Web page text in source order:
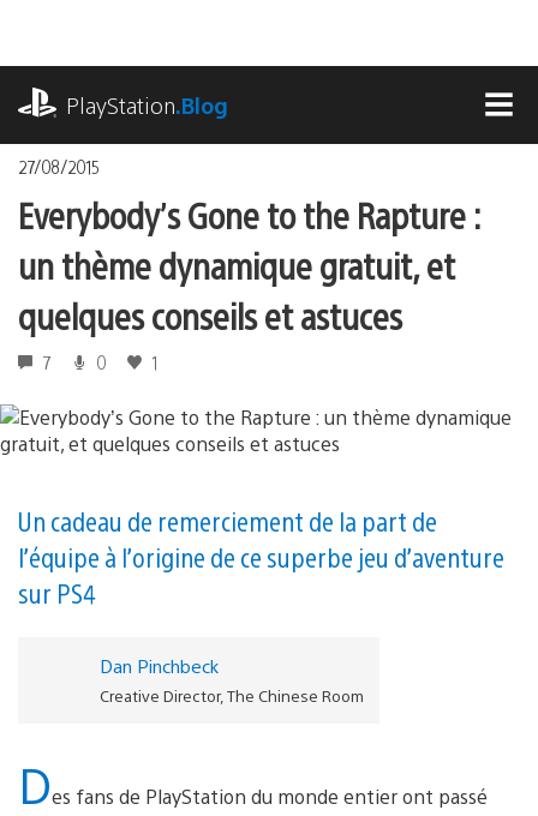
contenu
PlayStation.Blog
27/08/2015
Everybody’s Gone to the Rapture :
un thème dynamique gratuit, et
quelques conseils et astuces
7 0 1
Un cadeau de remerciement de la part de
l’équipe à l’origine de ce superbe jeu d’aventure
sur PS4
Dan Pinchbeck
Creative Director, The Chinese Room
Des fans de PlayStation du monde entier ont passé